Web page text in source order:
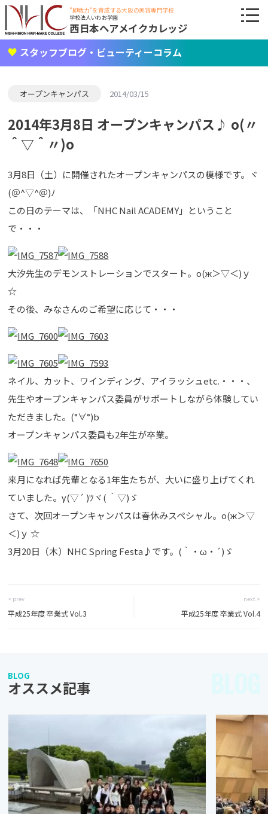
"即戦力"を育成する大阪の美容専門学校
学校法人いわお学園
西日本ヘアメイクカレッジ
スタッフブログ・ビューティーコラム
オープンキャンパス 2014/03/15
2014年3月8日 オープンキャンパス♪ o(〃
＾▽＾〃)o
3月8日（土）に開催されたオープンキャンパスの模様です。ヾ
(＠^▽^＠)ﾉ
この日のテーマは、「NHC Nail ACADEMY」ということ
で・・・
大汐先生のデモンストレーションでスタート。о(ж＞▽＜)ｙ
☆
その後、みなさんのご希望に応じて・・・
ネイル、カット、ワインディング、アイラッシュetc.・・・、
先生やオープンキャンパス委員がサポートしながら体験してい
ただきました。(°∀°)b
オープンキャンパス委員も2年生が卒業。
来月になれば先輩となる1年生たちが、大いに盛り上げてくれ
ていました。γ(▽´ )ﾂヾ( ｀▽)ゞ
さて、次回オープンキャンパスは春休みスペシャル。о(ж＞▽
＜)ｙ ☆
3月20日（木）NHC Spring Festa♪です。(｀・ω・´)ゞ
< prev
平成25年度 卒業式 Vol.3
next >
平成25年度 卒業式 Vol.4
BLOG
オススメ記事